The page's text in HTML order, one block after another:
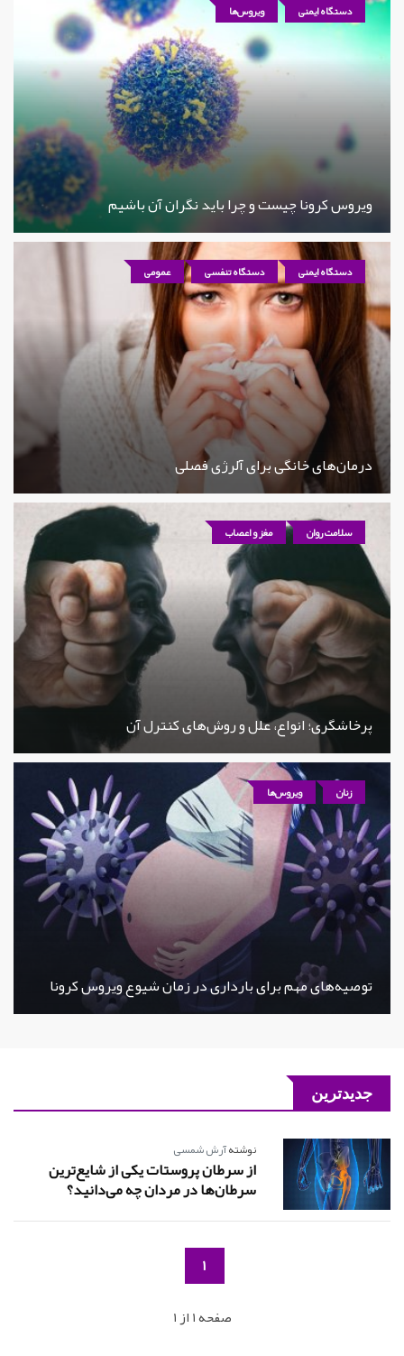
دستگاه ایمنی ویروس‌ها
ویروس کرونا چیست و چرا باید نگران آن باشیم
دستگاه ایمنی دستگاه تنفسی عمومی
درمان‌های خانگی برای آلرژی فصلی
سلامت روان مغز و اعصاب
پرخاشگری؛ انواع، علل و روش‌های کنترل آن
زنان ویروس‌ها
توصیه‌های مهم برای بارداری در زمان شیوع ویروس کرونا
جدیدترین
نوشتهآرش شمسی
از سرطان پروستات یکی از شایع‌ترین
سرطان‌ها در مردان چه می‌دانید؟
1
صفحه 1 از 1